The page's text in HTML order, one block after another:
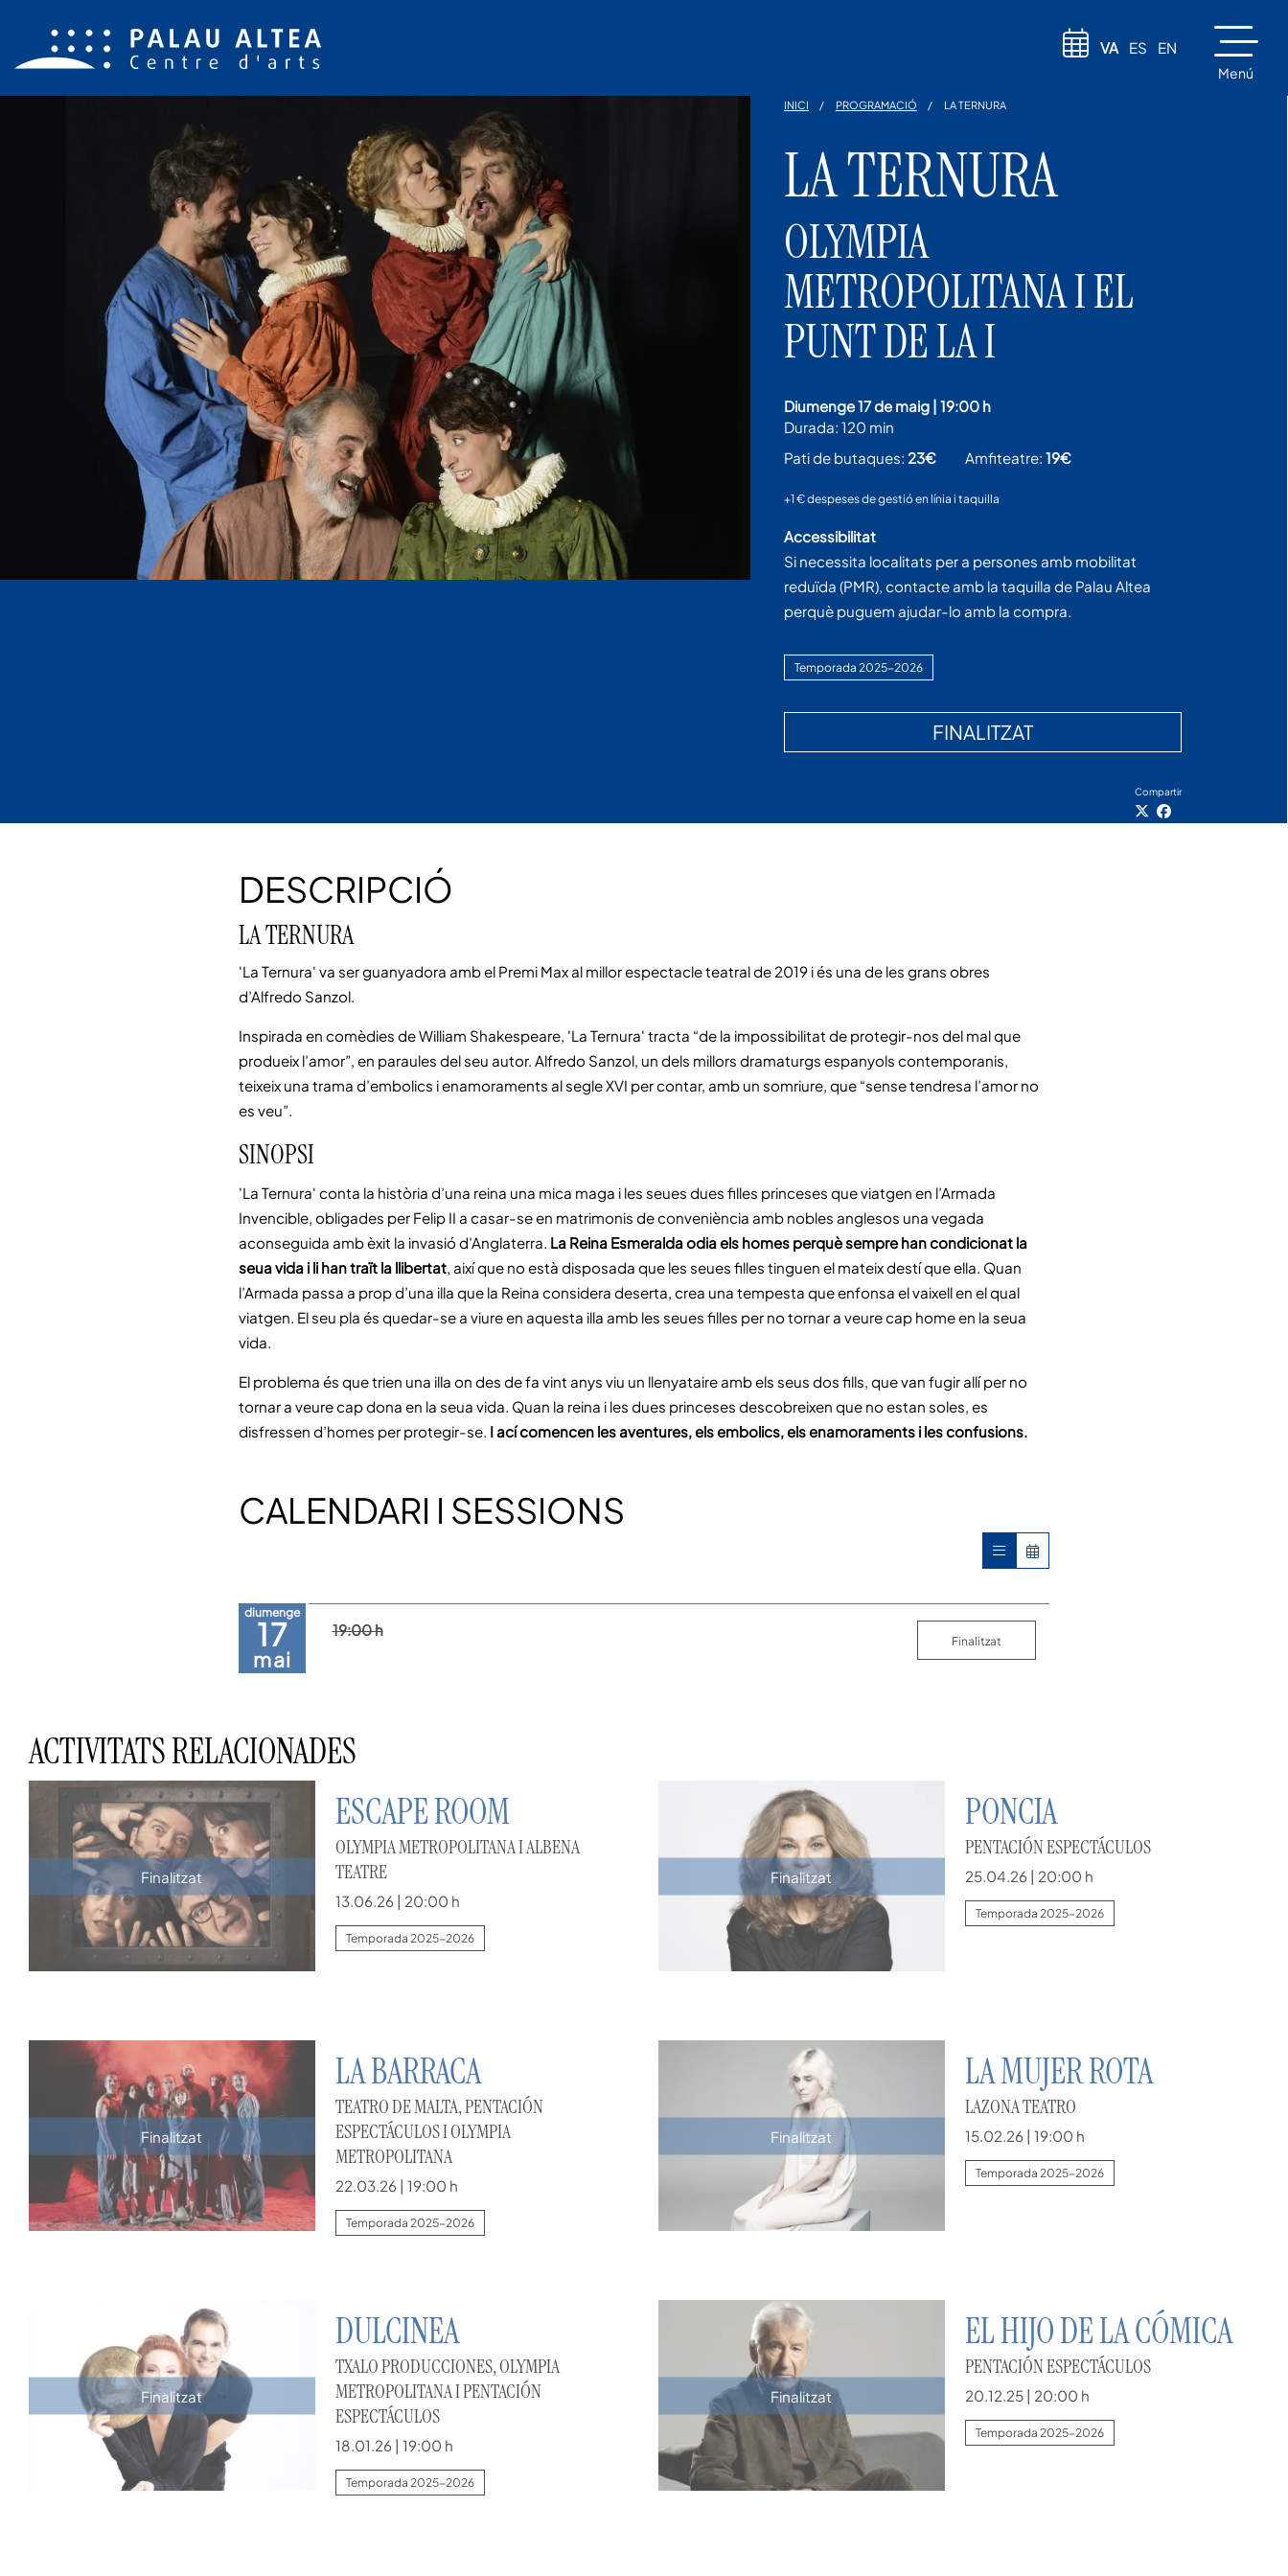
Menú
VA ES EN
INICI PROGRAMACIÓ LA TERNURA
LA TERNURA
OLYMPIA
METROPOLITANA I EL
PUNT DE LA I
diumenge 17 de maig |19:00 h
Durada: 120 min
Pati de butaques: 23€ Amfiteatre:19€
+1 € despeses de gestió en línia i taquilla
Accessibilitat
Si necessita localitats per a persones amb mobilitat
reduïda (PMR), contacte amb la taquilla de Palau Altea
perquè puguem ajudar-lo amb la compra.
Temporada 2025-2026
FINALITZAT
Compartir
DESCRIPCIÓ
LA TERNURA
'La Ternura' va ser guanyadora amb el Premi Max al millor espectacle teatral de 2019 i és una de les grans obres
d’Alfredo Sanzol.
Inspirada en comèdies de William Shakespeare, 'La Ternura' tracta “de la impossibilitat de protegir-nos del mal que
produeix l’amor”, en paraules del seu autor. Alfredo Sanzol, un dels millors dramaturgs espanyols contemporanis,
teixeix una trama d’embolics i enamoraments al segle XVI per contar, amb un somriure, que “sense tendresa l’amor no
es veu”.
SINOPSI
'La Ternura' conta la història d’una reina una mica maga i les seues dues filles princeses que viatgen en l’Armada
Invencible, obligades per Felip II a casar-se en matrimonis de conveniència amb nobles anglesos una vegada
aconseguida amb èxit la invasió d’Anglaterra. La Reina Esmeralda odia els homes perquè sempre han condicionat la
seua vida i li han traït la llibertat, així que no està disposada que les seues filles tinguen el mateix destí que ella. Quan
l’Armada passa a prop d’una illa que la Reina considera deserta, crea una tempesta que enfonsa el vaixell en el qual
viatgen. El seu pla és quedar-se a viure en aquesta illa amb les seues filles per no tornar a veure cap home en la seua
vida.
El problema és que trien una illa on des de fa vint anys viu un llenyataire amb els seus dos fills, que van fugir allí per no
tornar a veure cap dona en la seua vida. Quan la reina i les dues princeses descobreixen que no estan soles, es
disfressen d’homes per protegir-se. I ací comencen les aventures, els embolics, els enamoraments i les confusions.
CALENDARI I SESSIONS
diumenge
17
mai
19:00 h
Finalitzat
ACTIVITATS RELACIONADES
Finalitzat
ESCAPE ROOM
OLYMPIA METROPOLITANA I ALBENA
TEATRE
13.06.26 | 20:00 h
Temporada 2025-2026
Finalitzat
PONCIA
PENTACIÓN ESPECTÁCULOS
25.04.26 | 20:00 h
Temporada 2025-2026
Finalitzat
LA BARRACA
TEATRO DE MALTA, PENTACIÓN
ESPECTÁCULOS I OLYMPIA
METROPOLITANA
22.03.26 |19:00 h
Temporada 2025-2026
Finalitzat
LA MUJER ROTA
LAZONA TEATRO
15.02.26 |19:00 h
Temporada 2025-2026
Finalitzat
DULCINEA
TXALO PRODUCCIONES, OLYMPIA
METROPOLITANA I PENTACIÓN
ESPECTÁCULOS
18.01.26 |19:00 h
Temporada 2025-2026
Finalitzat
EL HIJO DE LA CÓMICA
PENTACIÓN ESPECTÁCULOS
20.12.25 | 20:00 h
Temporada 2025-2026